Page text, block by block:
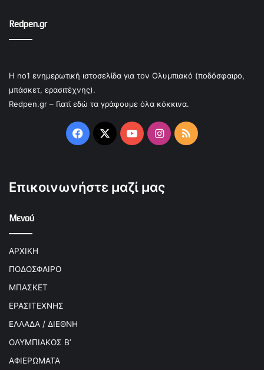
Redpen.gr
Η no1 ενημερωτική ιστοσελίδα για τον Ολυμπιακό (ποδόσφαιρο,
μπάσκετ, ερασιτέχνης).
Redpen.gr – Γιατί εδώ τα γράφουμε όλα κόκκινα.
Facebook
X YouTubeInstagram
RSS
Επικοινωνήστε μαζί μας
Μενού
ΑΡΧΙΚΗ
ΠΟΔΟΣΦΑΙΡΟ
ΜΠΑΣΚΕΤ
ΕΡΑΣΙΤΕΧΝΗΣ
ΕΛΛΑΔΑ / ΔΙΕΘΝΗ
ΟΛΥΜΠΙΑΚΟΣ Β’
ΑΦΙΕΡΩΜΑΤΑ